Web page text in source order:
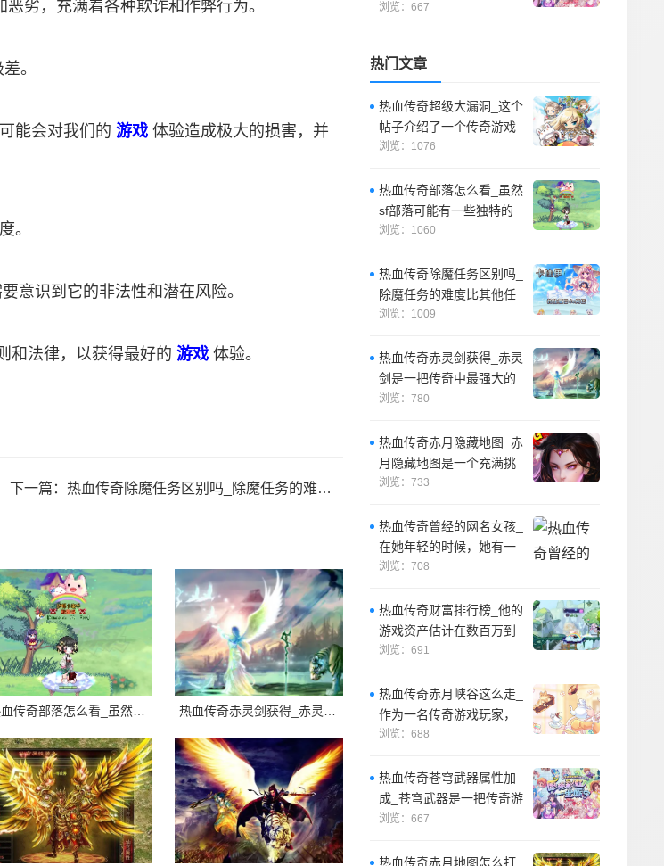
恶劣，充满着各种欺诈和作弊行为。
。
能会对我们的 游戏 体验造成极大的损害，并
。
意识到它的非法性和潜在风险。
和法律，以获得最好的 游戏 体验。
下一篇： 热血传奇除魔任务区别吗_除魔任务的难度比其他任务更高，需要玩家花费更多的时间和精
热血传奇部落怎么看_虽然sf部落可能有一些独特的玩法和福利，但需要注意的是，这些
戏中非常神秘的武器，它
浏览：667
热门文章
热血传奇超级大漏洞_这个
帖子介绍了一个传奇游戏
中的超级漏洞，这个漏洞
浏览：1076
热血传奇部落怎么看_虽然
sf部落可能有一些独特的
玩法和福利，但需要注意
浏览：1060
热血传奇除魔任务区别吗_
除魔任务的难度比其他任
务更高，需要玩家花费更
浏览：1009
热血传奇赤灵剑获得_赤灵
剑是一把传奇中最强大的
剑，它是游戏中最高的攻
浏览：780
热血传奇赤月隐藏地图_赤
月隐藏地图是一个充满挑
战的地方。
浏览：733
热血传奇曾经的网名女孩_
在她年轻的时候，她有一
个梦想，那就是成为一名
浏览：708
热血传奇财富排行榜_他的
游戏资产估计在数百万到
数千万之间，是游戏中最
浏览：691
热血传奇赤月峡谷这么走_
作为一名传奇游戏玩家，
探索游戏中的神秘峡谷一
浏览：688
热血传奇苍穹武器属性加
成_苍穹武器是一把传奇游
戏中非常神秘的武器，它
浏览：667
热血传奇赤月地图怎么打_